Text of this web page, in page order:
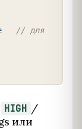
// для
HIGH /
или